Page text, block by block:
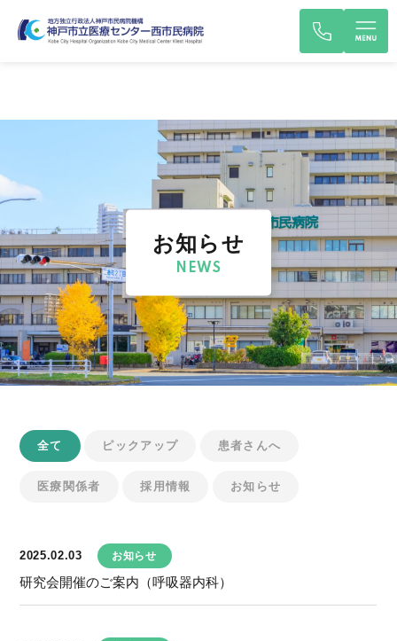
お知らせ
NEWS
全て ピックアップ 患者さんへ
医療関係者 採用情報 お知らせ
2025.02.03 お知らせ
研究会開催のご案内（呼吸器内科）